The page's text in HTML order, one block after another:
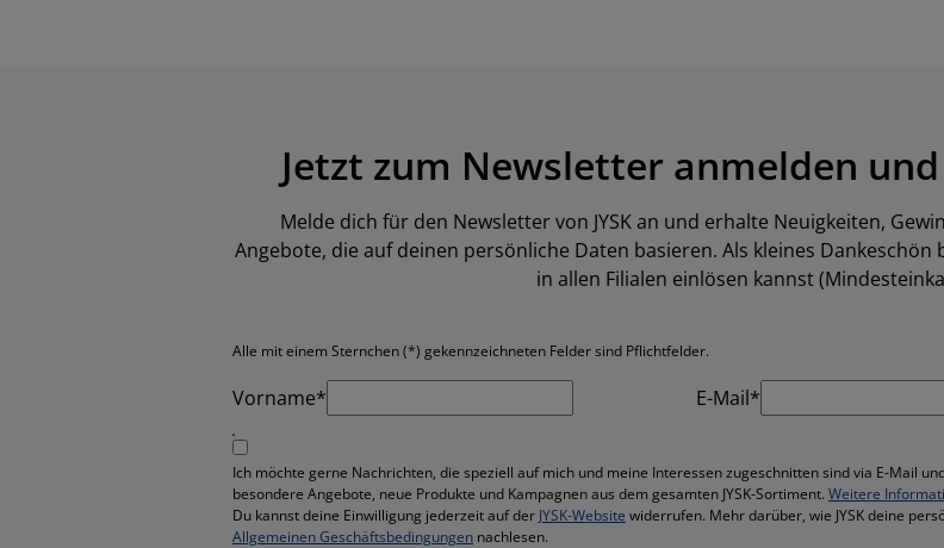
Jetzt zum Newsletter anmelden
Melde dich für den Newsletter von JYSK an und erhalte Neuigkeiten,
Angebote, die auf deinen persönliche Daten basieren. Als kleines
in allen Filialen einlösen kannst
Alle mit einem Sternchen (*) gekennzeichneten Felder sind Pflichtfelder.
Vorname* E-Mail*
Ich möchte gerne Nachrichten, die speziell auf mich und meine Interessen zugeschnitten sind via E-Mail
besondere Angebote, neue Produkte und Kampagnen aus dem gesamten JYSK-Sortiment. Weitere
Du kannst deine Einwilligung jederzeit auf der JYSK-Website widerrufen. Mehr darüber, wie JYSK deine
Allgemeinen Geschäftsbedingungen nachlesen.